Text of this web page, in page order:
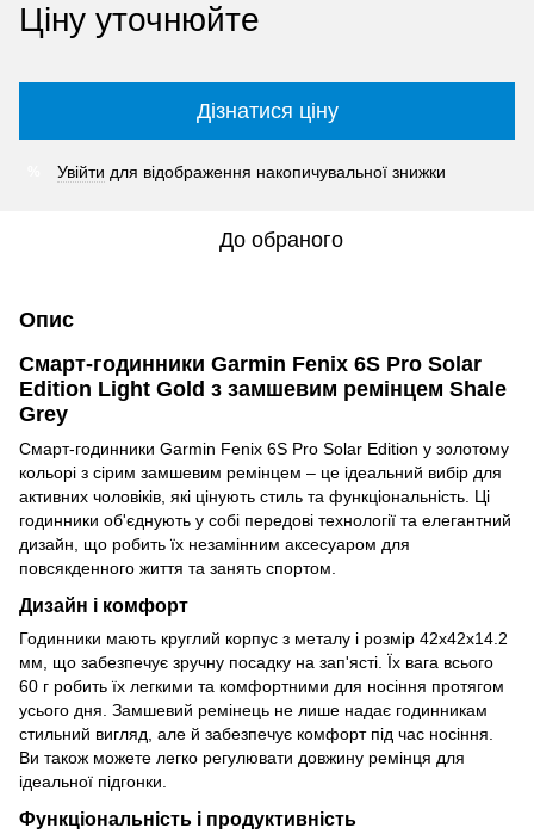
Ціну уточнюйте
Дізнатися ціну
Увійти для відображення накопичувальної знижки
До обраного
Опис
Смарт-годинники Garmin Fenix 6S Pro Solar
Edition Light Gold з замшевим ремінцем Shale
Grey
Смарт-годинники Garmin Fenix 6S Pro Solar Edition у золотому
кольорі з сірим замшевим ремінцем – це ідеальний вибір для
активних чоловіків, які цінують стиль та функціональність. Ці
годинники об'єднують у собі передові технології та елегантний
дизайн, що робить їх незамінним аксесуаром для
повсякденного життя та занять спортом.
Дизайн і комфорт
Годинники мають круглий корпус з металу і розмір 42x42x14.2
мм, що забезпечує зручну посадку на зап'ясті. Їх вага всього
60 г робить їх легкими та комфортними для носіння протягом
усього дня. Замшевий ремінець не лише надає годинникам
стильний вигляд, але й забезпечує комфорт під час носіння.
Ви також можете легко регулювати довжину ремінця для
ідеальної підгонки.
Функціональність і продуктивність